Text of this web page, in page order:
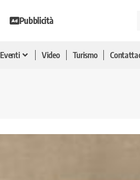
Pubblicità
Eventi Video Turismo